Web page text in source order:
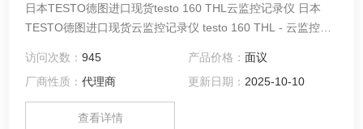
日本TESTO德图进口现货testo 160 THL云监控记录仪 日本
TESTO德图进口现货云监控记录仪 testo 160 THL - 云监控记
访问次数：945 产品价格： 面议
厂商性质：代理商 更新日期： 2025-10-10
查看详情